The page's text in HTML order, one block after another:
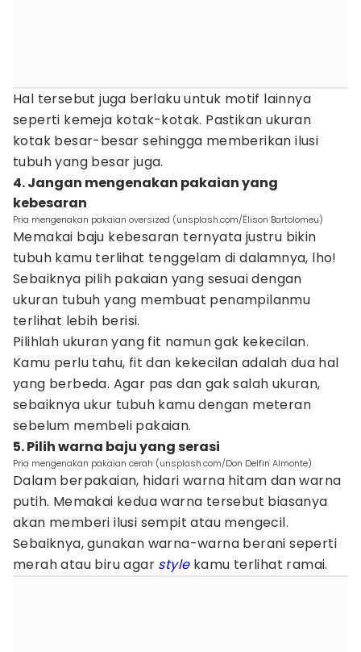
Hal tersebut juga berlaku untuk motif lainnya
seperti kemeja kotak-kotak. Pastikan ukuran
kotak besar-besar sehingga memberikan ilusi
tubuh yang besar juga.
4. Jangan mengenakan pakaian yang
kebesaran
Pria mengenakan pakaian oversized (unsplash.com/Élison Bartolomeu)
Memakai baju kebesaran ternyata justru bikin
tubuh kamu terlihat tenggelam di dalamnya, lho!
Sebaiknya pilih pakaian yang sesuai dengan
ukuran tubuh yang membuat penampilanmu
terlihat lebih berisi.
Pilihlah ukuran yang fit namun gak kekecilan.
Kamu perlu tahu, fit dan kekecilan adalah dua hal
yang berbeda. Agar pas dan gak salah ukuran,
sebaiknya ukur tubuh kamu dengan meteran
sebelum membeli pakaian.
5. Pilih warna baju yang serasi
Pria mengenakan pakaian cerah (unsplash.com/Don Delfin Almonte)
Dalam berpakaian, hidari warna hitam dan warna
putih. Memakai kedua warna tersebut biasanya
akan memberi ilusi sempit atau mengecil.
Sebaiknya, gunakan warna-warna berani seperti
merah atau biru agar stylekamu terlihat ramai.